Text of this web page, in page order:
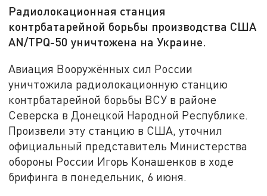
Радиолокационная станция
контрбатарейной борьбы производства США
AN/TPQ-50 уничтожена на Украине.
Авиация Вооружённых сил России
уничтожила радиолокационную станцию
контрбатарейной борьбы ВСУ в районе
Северска в Донецкой Народной Республике.
Произвели эту станцию в США, уточнил
официальный представитель Министерства
обороны России Игорь Конашенков в ходе
брифинга в понедельник, 6 июня.